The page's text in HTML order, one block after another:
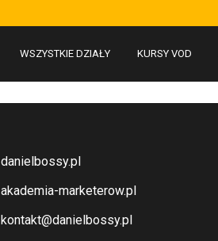
WSZYSTKIE DZIAŁY KURSY VOD
danielbossy.pl
akademia-marketerow.pl
kontakt@danielbossy.pl